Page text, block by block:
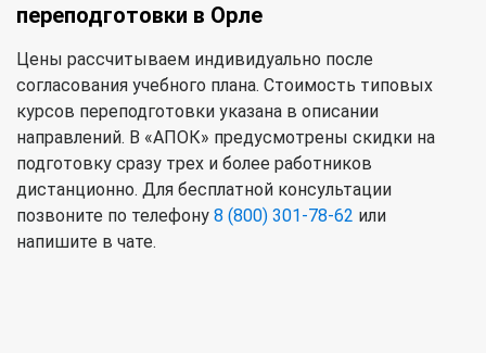
переподготовки в Орле
Цены рассчитываем индивидуально после
согласования учебного плана. Стоимость типовых
курсов переподготовки указана в описании
направлений. В «АПОК» предусмотрены скидки на
подготовку сразу трех и более работников
дистанционно. Для бесплатной консультации
позвоните по телефону 8 (800) 301-78-62 или
напишите в чате.